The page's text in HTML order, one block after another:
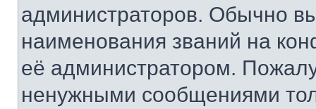
администраторов. Обычно
наименования званий на
её администратором.
ненужными сообщениями